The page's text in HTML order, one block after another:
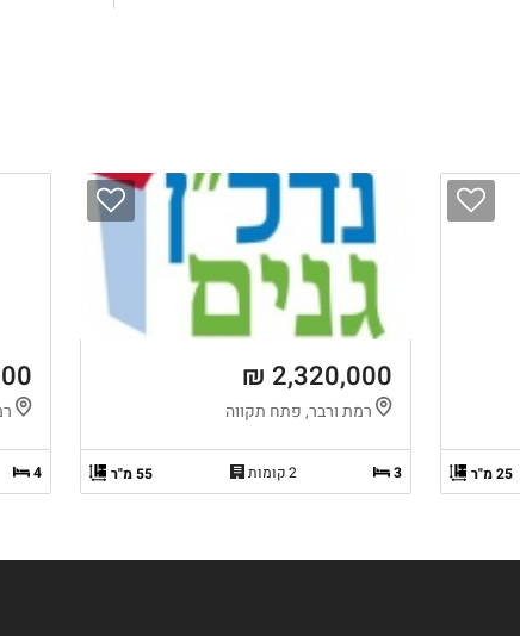
25 מ"ר
2,320,000 ₪
רמת ורבר, פתח תקווה
3 2 קומות 55 מ"ר
₪
4